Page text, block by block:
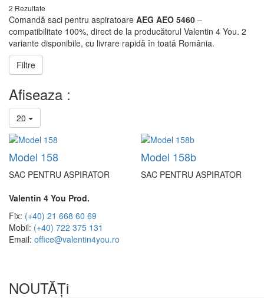
2 Rezultate
Comandă saci pentru aspiratoare AEG AEO 5460 –
compatibilitate 100%, direct de la producătorul Valentin 4 You. 2
variante disponibile, cu livrare rapidă în toată România.
Filtre
Afiseaza :
20
Model 158
SAC PENTRU ASPIRATOR
Model 158b
SAC PENTRU ASPIRATOR
Valentin 4 You Prod.
Fix: (+40) 21 668 60 69
Mobil: (+40) 722 375 131
Email: office@valentin4you.ro
NOUTĂȚi